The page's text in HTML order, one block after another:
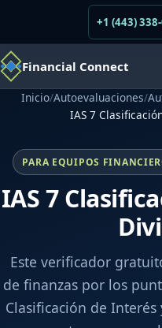
+1 (443)
Financial Connect
Inicio/Autoevaluaciones/
IAS 7
PARA EQUIPOS
IAS 7
Este verificador
de finanzas por los
Clasificación de